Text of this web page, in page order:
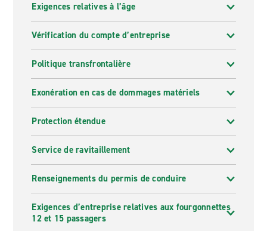
Exigences relatives à l’âge
Vérification du compte d’entreprise
Politique transfrontalière
Exonération en cas de dommages matériels
Protection étendue
Service de ravitaillement
Renseignements du permis de conduire
Exigences d’entreprise relatives aux fourgonnettes
12 et 15 passagers